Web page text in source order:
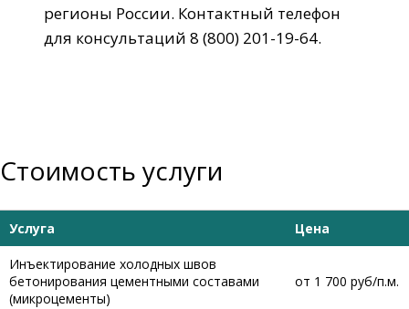
регионы России. Контактный телефон
для консультаций 8 (800) 201-19-64.
Стоимость услуги
Услуга Цена
Инъектирование холодных швов
бетонирования цементными составами
(микроцементы)
от 1 700 руб/п.м.